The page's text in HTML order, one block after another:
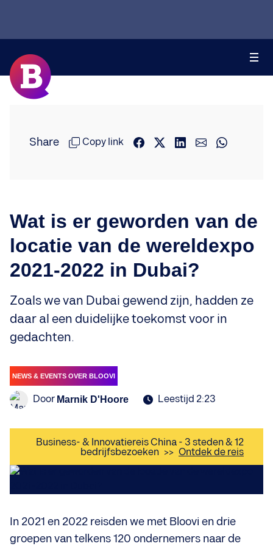
Share Copy link
Wat is er geworden van de
locatie van de wereldexpo
2021-2022 in Dubai?
Zoals we van Dubai gewend zijn, hadden ze
daar al een duidelijke toekomst voor in
gedachten.
NEWS & EVENTS OVER BLOOVI
Door Marnik D'Hoore Leestijd 2:23
Business- & Innovatiereis China - 3 steden & 12
bedrijfsbezoeken >> Ontdek de reis
In 2021 en 2022 reisden we met Bloovi en drie
groepen van telkens 120 ondernemers naar de